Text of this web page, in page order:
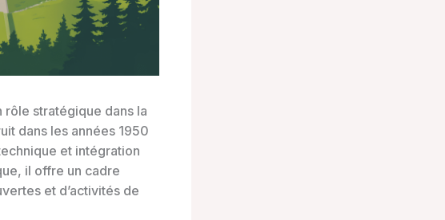
stratégique dans la
dans les années 1950
et intégration
il offre un cadre
et d’activités de